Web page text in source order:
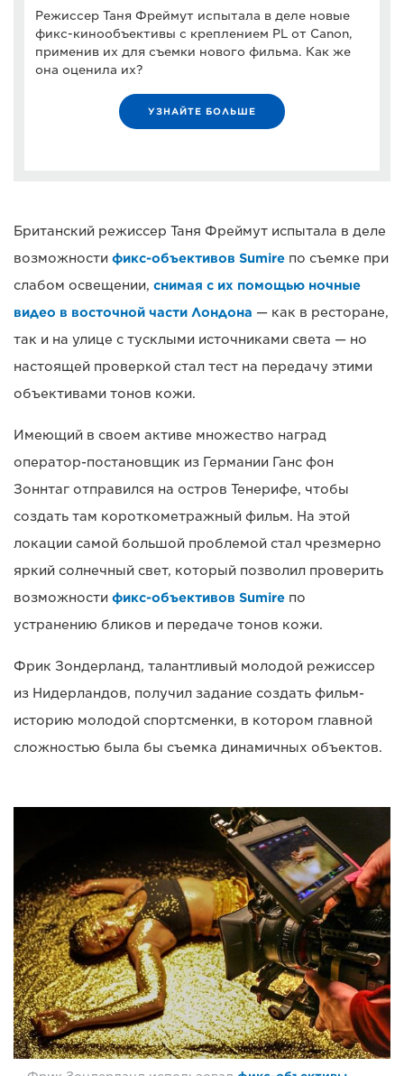
Режиссер Таня Фреймут испытала в деле новые
фикс-кинообъективы с креплением PL от Canon,
применив их для съемки нового фильма. Как же
она оценила их?
УЗНАЙТЕ БОЛЬШЕ
Британский режиссер Таня Фреймут испытала в деле
возможности фикс-объективов Sumire по съемке при
слабом освещении, снимая с их помощью ночные
видео в восточной части Лондона — как в ресторане,
так и на улице с тусклыми источниками света — но
настоящей проверкой стал тест на передачу этими
объективами тонов кожи.
Имеющий в своем активе множество наград
оператор-постановщик из Германии Ганс фон
Зоннтаг отправился на остров Тенерифе, чтобы
создать там короткометражный фильм. На этой
локации самой большой проблемой стал чрезмерно
яркий солнечный свет, который позволил проверить
возможности фикс-объективов Sumire по
устранению бликов и передаче тонов кожи.
Фрик Зондерланд, талантливый молодой режиссер
из Нидерландов, получил задание создать фильм-
историю молодой спортсменки, в котором главной
сложностью была бы съемка динамичных объектов.